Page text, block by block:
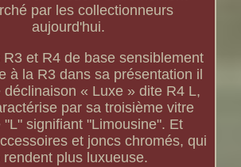
par les collectionneurs
aujourd'hui.
R3 et R4 de base sensiblement
à la R3 dans sa présentation il
déclinaison « Luxe » dite R4 L,
par sa troisième vitre
"L" signifiant "Limousine". Et
et joncs chromés, qui
rendent plus luxueuse.